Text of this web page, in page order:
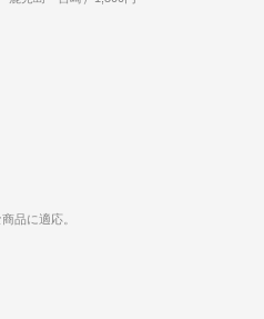
品に適応。